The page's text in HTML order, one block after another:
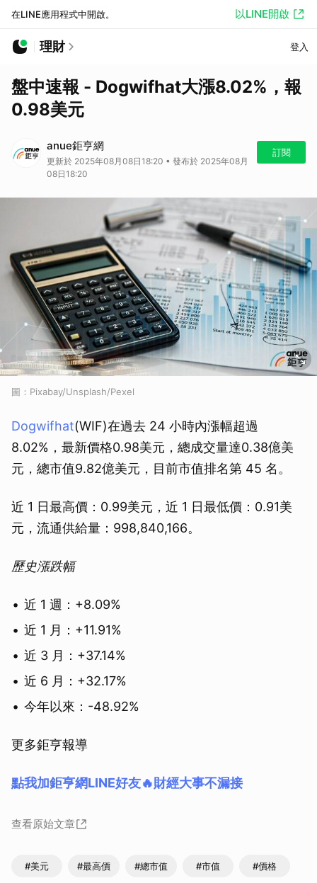
在LINE應用程式中開啟。 以LINE開啟
理財 登入
盤中速報 - Dogwifhat大漲8.02%，報
0.98美元
anue鉅亨網
更新於 2025年08月08日18:20 • 發布於 2025年08月
08日18:20
訂閱
圖：Pixabay/Unsplash/Pexel
Dogwifhat(WIF)在過去 24 小時內漲幅超過
8.02%，最新價格0.98美元，總成交量達0.38億美
元，總市值9.82億美元，目前市值排名第 45 名。
近 1 日最高價：0.99美元，近 1 日最低價：0.91美
元，流通供給量：998,840,166。
歷史漲跌幅
近 1 週：+8.09%
近 1 月：+11.91%
近 3 月：+37.14%
近 6 月：+32.17%
今年以來：-48.92%
更多鉅亨報導
點我加鉅亨網LINE好友🔥財經大事不漏接
查看原始文章
#美元 #最高價 #總市值 #市值 #價格